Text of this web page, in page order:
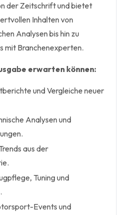
der Zeitschrift und bietet
Inhalten von
Analysen bis hin zu
mit Branchenexperten.
erwarten können:
und Vergleiche neuer
Analysen und
aus der
Tuning und
Events und